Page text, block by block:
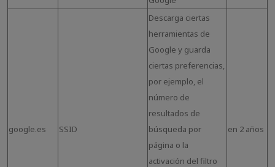
google.es SSID
Descarga ciertas
herramientas de
Google y guarda
ciertas preferencias,
por ejemplo, el
número de
resultados de
búsqueda por
página o la
activación del filtro
en 2 años